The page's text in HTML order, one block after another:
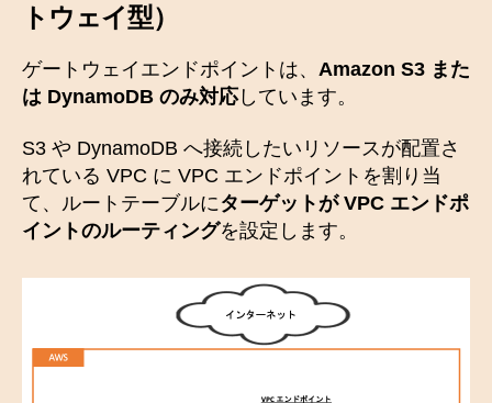
トウェイ型）
ゲートウェイエンドポイントは、 Amazon S3 また
は DynamoDB のみ対応しています。
S3 や DynamoDB へ接続したいリソースが配置さ
れている VPC に VPC エンドポイントを割り当
て、ルートテーブルにターゲットが VPC エンドポ
イントのルーティングを設定します。